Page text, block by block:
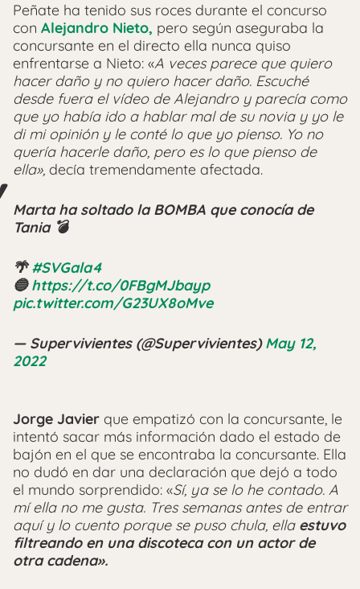
Peñate ha tenido sus roces durante el concurso
con Alejandro Nieto, pero según aseguraba la
concursante en el directo ella nunca quiso
enfrentarse a Nieto: «A veces parece que quiero
hacer daño y no quiero hacer daño. Escuché
desde fuera el vídeo de Alejandro y parecía como
que yo había ido a hablar mal de su novia y yo le
di mi opinión y le conté lo que yo pienso. Yo no
quería hacerle daño, pero es lo que pienso de
ella», decía tremendamente afectada.
Marta ha soltado la BOMBA que conocía de
Tania 💣
🌴#SVGala4
🔵https://t.co/0FBgMJbayp
pic.twitter.com/G23UX8oMve
— Supervivientes (@Supervivientes)May 12,
2022
Jorge Javier que empatizó con la concursante, le
intentó sacar más información dado el estado de
bajón en el que se encontraba la concursante. Ella
no dudó en dar una declaración que dejó a todo
el mundo sorprendido: «Sí, ya se lo he contado. A
mí ella no me gusta. Tres semanas antes de entrar
aquí y lo cuento porque se puso chula, ella estuvo
filtreando en una discoteca con un actor de
otra cadena».